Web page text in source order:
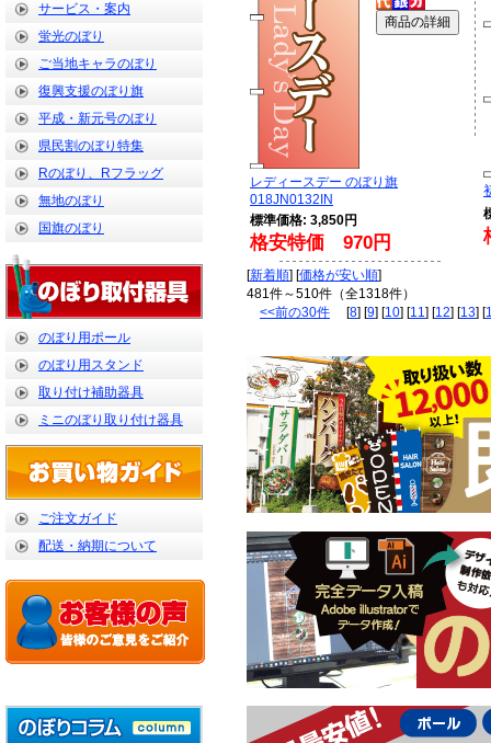
サービス・案内
蛍光のぼり
ご当地キャラのぼり
復興支援のぼり旗
平成・新元号のぼり
県民割のぼり特集
Rのぼり、Rフラッグ
無地のぼり
国旗のぼり
のぼり用ポール
のぼり用スタンド
取り付け補助器具
ミニのぼり取り付け器具
ご注文ガイド
配送・納期について
レディースデー のぼり旗
018JN0132IN
標準価格: 3,850円
格安特価 970円
[新着順] [価格が安い順]
481件～510件（全1318件）
<<前の30件 [8] [9] [10] [11] [12] [13] [